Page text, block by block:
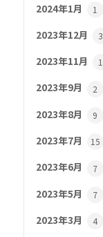
2024年1月 1
2023年12月 3
2023年11月 1
2023年9月 2
2023年8月 9
2023年7月 15
2023年6月 7
2023年5月 7
2023年3月 4